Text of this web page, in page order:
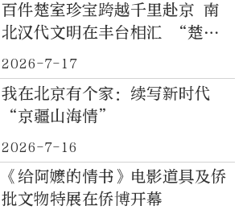
百件楚室珍宝跨越千里赴京 南
北汉代文明在丰台相汇 “楚宫
汉玉——西汉楚国文物精品展”
亮相北京考古遗址博物馆
2026-7-17
我在北京有个家：续写新时代
“京疆山海情”
2026-7-16
《给阿嬷的情书》电影道具及侨
批文物特展在侨博开幕